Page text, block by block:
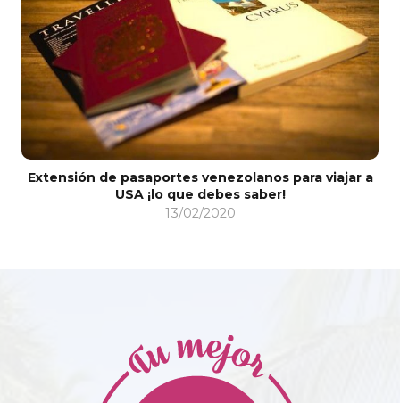
Extensión de pasaportes venezolanos para viajar a
USA ¡lo que debes saber!
13/02/2020